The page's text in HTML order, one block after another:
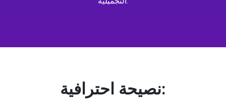
نصيحة احترافية: